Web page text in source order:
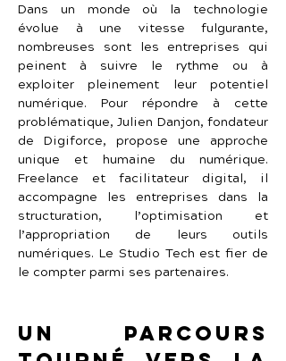
Dans un monde où la technologie
évolue à une vitesse fulgurante,
nombreuses sont les entreprises qui
peinent à suivre le rythme ou à
exploiter pleinement leur potentiel
numérique. Pour répondre à cette
problématique, Julien Danjon, fondateur
de Digiforce, propose une approche
unique et humaine du numérique.
Freelance et facilitateur digital, il
accompagne les entreprises dans la
structuration, l’optimisation et
l’appropriation de leurs outils
numériques. Le Studio Tech est fier de
le compter parmi ses partenaires.
Un parcours